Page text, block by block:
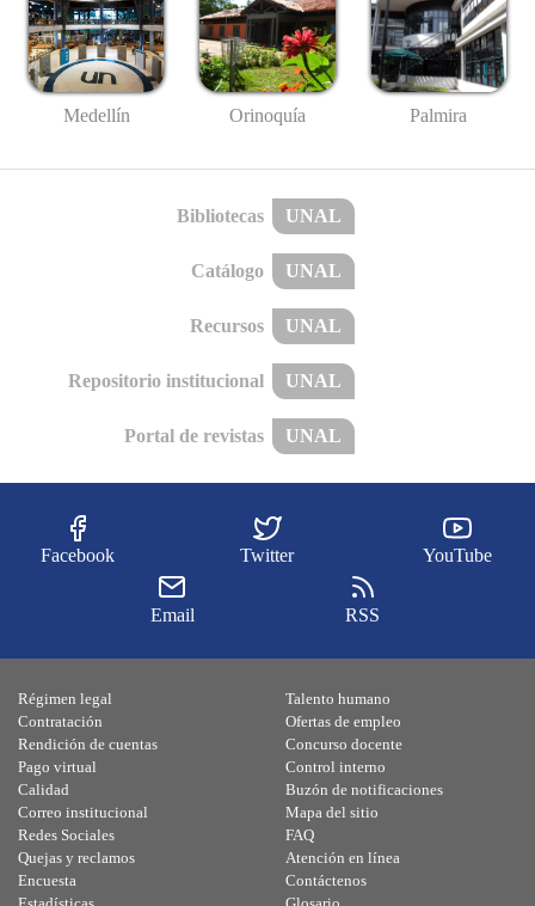
Medellín Orinoquía Palmira
Bibliotecas UNAL
Catálogo UNAL
Recursos UNAL
Repositorio institucional UNAL
Portal de revistas UNAL
Facebook Twitter YouTube
Email RSS
Régimen legal
Contratación
Rendición de cuentas
Pago virtual
Calidad
Talento humano
Ofertas de empleo
Concurso docente
Control interno
Buzón de notificaciones
Correo institucional
Redes Sociales
Quejas y reclamos
Encuesta
Mapa del sitio
FAQ
Atención en línea
Contáctenos